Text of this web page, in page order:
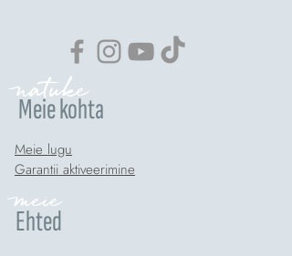
Meie kohta
natuke
Meie lugu
Garantii aktiveerimine
meie
Ehted